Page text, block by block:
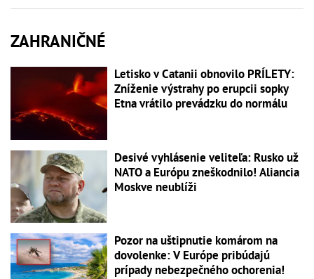
ZAHRANIČNÉ
Letisko v Catanii obnovilo PRÍLETY:
Zníženie výstrahy po erupcii sopky
Etna vrátilo prevádzku do normálu
Desivé vyhlásenie veliteľa: Rusko už
NATO a Európu zneškodnilo! Aliancia
Moskve neublíži
Pozor na uštipnutie komárom na
dovolenke: V Európe pribúdajú
prípady nebezpečného ochorenia!